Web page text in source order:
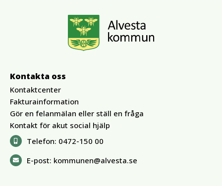
Kontakta oss
Kontaktcenter
Fakturainformation
Gör en felanmälan eller ställ en fråga
Kontakt för akut social hjälp
Telefon: 0472-150 00
E-post: kommunen@alvesta.se